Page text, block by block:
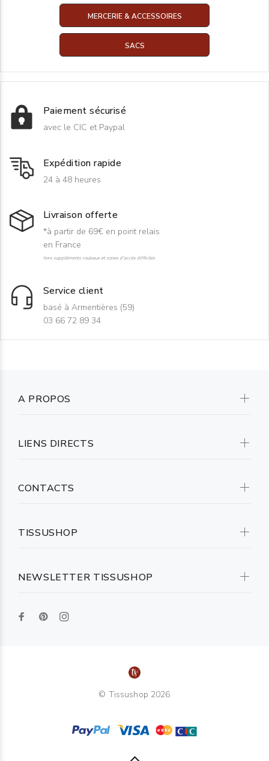
MERCERIE & ACCESSOIRES
SACS
Paiement sécurisé
avec le CIC et Paypal
Expédition rapide
24 à 48 heures
Livraison offerte
*à partir de 69€ en point relais
en France
hors suppléments rouleaux et zones d'accès difficiles
Service client
basé à Armentières (59)
03 66 72 89 34
NEWSLETTER TISSUSHOP
A PROPOS
LIENS DIRECTS
CONTACTS
TISSUSHOP
© Tissushop 2026